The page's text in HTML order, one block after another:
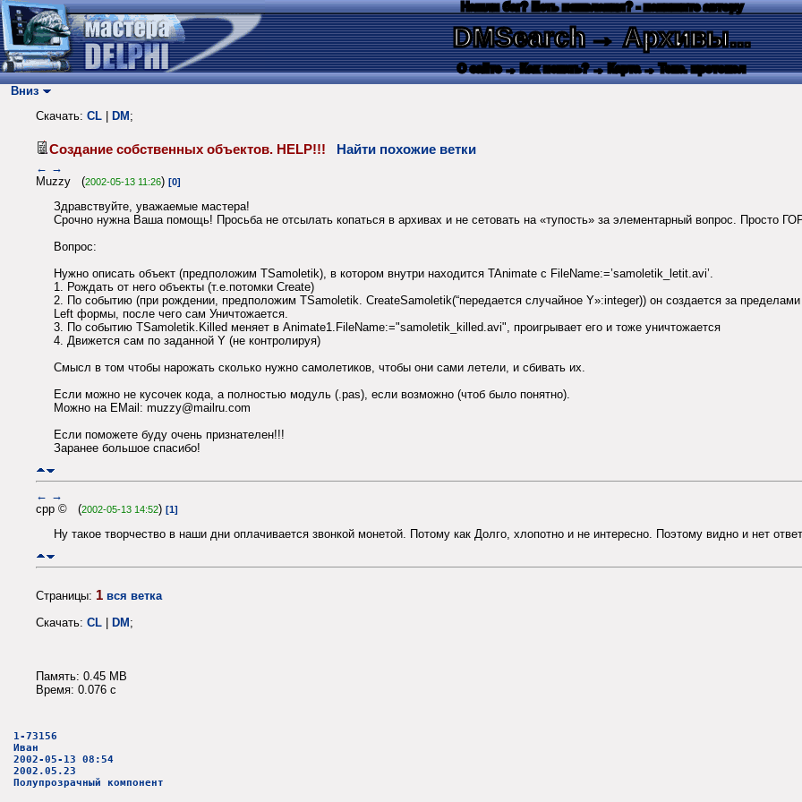
Нашли баг? Есть пожелания? - напишите автору
DMSearch→ Архивы...
О сайте → Как искать? → Карта → Текс. протокол
Вниз
Скачать: CL DM ;
Создание собственных объектов. HELP!!! Найти похожие ветки
← →
Muzzy (2002-05-13 11:26) [0]
Здравствуйте, уважаемые мастера!
Срочно нужна Ваша помощь! Просьба не отсылать копаться в архивах и не сетовать на «тупость» за элементарный вопрос. Просто
Вопрос:
Нужно описать объект (предположим TSamoletik), в котором внутри находится TAnimate с FileName:=’samoletik_letit.avi’.
1. Рождать от него объекты (т.е.потомки Create)
2. По событию (при рождении, предположим TSamoletik. CreateSamoletik(“передается случайное Y»:integer)) он создается за
Left формы, после чего сам Уничтожается.
3. По событию TSamoletik.Killed меняет в Animate1.FileName:="samoletik_killed.avi", проигрывает его и тоже уничтожается
4. Движется сам по заданной Y (не контролируя)
Смысл в том чтобы нарожать сколько нужно самолетиков, чтобы они сами летели, и сбивать их.
Если можно не кусочек кода, а полностью модуль (.pas), если возможно (чтоб было понятно).
Можно на EMail: muzzy@mailru.com
Если поможете буду очень признателен!!!
Заранее большое спасибо!
← →
cpp © (2002-05-13 14:52) [1]
Ну такое творчество в наши дни оплачивается звонкой монетой. Потому как Долго, хлопотно и не интересно. Поэтому видно и нет
Страницы: 1 вся ветка
Скачать: CL DM ;
Память: 0.45 MB
Время: 0.076 c
1-73156
Иван
2002-05-13 08:54
2002.05.23
Полупрозрачный компонент